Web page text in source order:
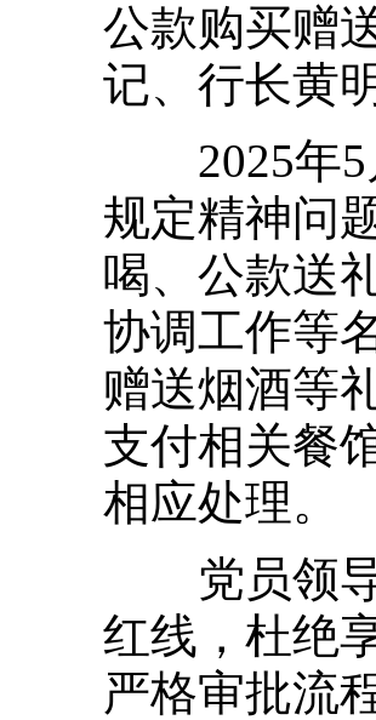
公款购买赠
记、行长黄
2025年5
规定精神问
喝、公款送
协调工作等
赠送烟酒等
支付相关餐
相应处理。
党员领导
红线，杜绝
严格审批流